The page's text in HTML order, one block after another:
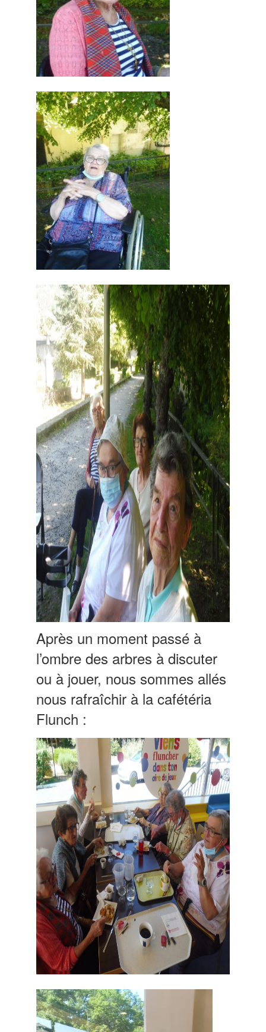
Après un moment passé à
l’ombre des arbres à discuter
ou à jouer, nous sommes allés
nous rafraîchir à la cafétéria
Flunch :